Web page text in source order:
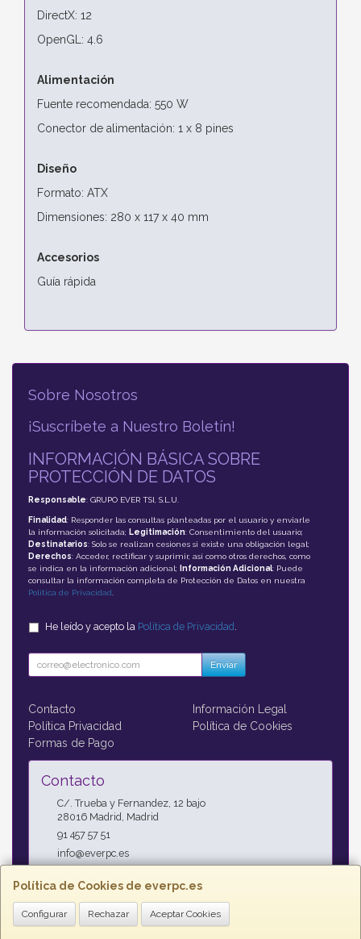
DirectX: 12
OpenGL: 4.6
Alimentación
Fuente recomendada: 550 W
Conector de alimentación: 1 x 8 pines
Diseño
Formato: ATX
Dimensiones: 280 x 117 x 40 mm
Accesorios
Guía rápida
Política de Cookies de everpc.es
Configurar Rechazar Aceptar Cookies
Sobre Nosotros
¡Suscríbete a Nuestro Boletín!
INFORMACIÓN BÁSICA SOBRE
PROTECCIÓN DE DATOS
Responsable: GRUPO EVER TSI, S.L.U.
Finalidad: Responder las consultas planteadas por el usuario y enviarle
la información solicitada; Legitimación: Consentimiento del usuario;
Destinatarios: Solo se realizan cesiones si existe una obligación legal;
Derechos: Acceder, rectificar y suprimir, así como otros derechos, como
se indica en la información adicional;
Información Adicional: Puede
consultar la información completa de Protección de Datos en nuestra
Política de Privacidad
He leído y acepto la Política de Privacidad
Enviar
Contacto
Información Legal
Política Privacidad
Política de Cookies
Formas de Pago
Contacto
C/. Trueba y Fernandez, 12 bajo
28016 Madrid Madrid
91 457 57 51
info@everpc.es
Horario
Horario continuo : Lunes a Jueves 09:00h - 19:00h, Viernes